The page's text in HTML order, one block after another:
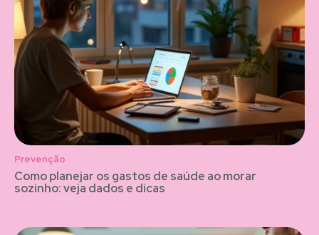
Prevenção
Como planejar os gastos de saúde ao morar
sozinho: veja dados e dicas